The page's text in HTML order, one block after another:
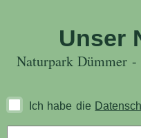
Unser
Naturpark Dümmer
Ich habe die